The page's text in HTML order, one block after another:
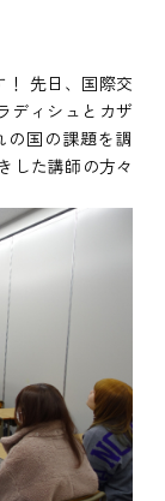
先日、国際交
ディシュとカザ
国の課題を調
した講師の方々